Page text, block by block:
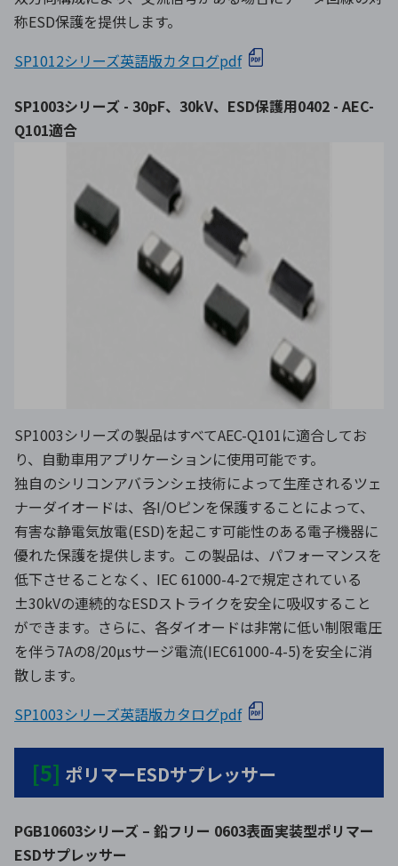
称ESD保護を提供します。
SP1012シリーズ英語版カタログpdf
SP1003シリーズ - 30pF、30kV、ESD保護用0402 - AEC-
Q101適合
SP1003シリーズの製品はすべてAEC-Q101に適合してお
り、自動車用アプリケーションに使用可能です。
独自のシリコンアバランシェ技術によって生産されるツェ
ナーダイオードは、各I/Oピンを保護することによって、
有害な静電気放電(ESD)を起こす可能性のある電子機器に
優れた保護を提供します。この製品は、パフォーマンスを
低下させることなく、IEC 61000-4-2で規定されている
±30kVの連続的なESDストライクを安全に吸収すること
ができます。さらに、各ダイオードは非常に低い制限電圧
を伴う7Aの8/20µsサージ電流(IEC61000-4-5)を安全に消
散します。
SP1003シリーズ英語版カタログpdf
[5] ポリマーESDサプレッサー
PGB10603シリーズ – 鉛フリー 0603表面実装型ポリマー
ESDサプレッサー